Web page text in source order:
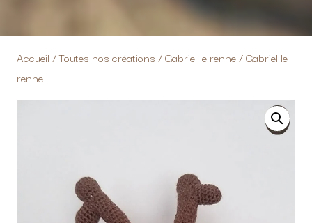
Accueil /Toutes nos créations /Gabriel le renne/Gabriel le
renne